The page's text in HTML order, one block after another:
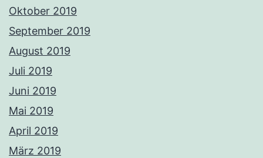
Oktober 2019
September 2019
August 2019
Juli 2019
Juni 2019
Mai 2019
April 2019
März 2019